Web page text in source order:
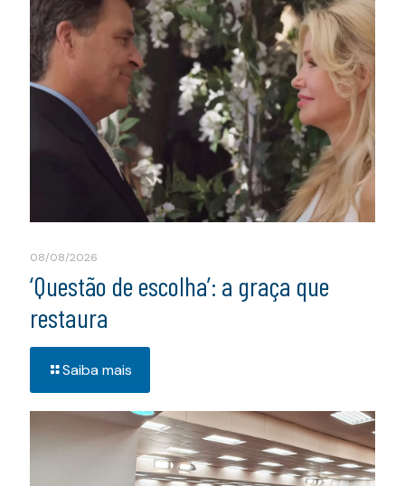
08/08/2026
‘Questão de escolha’: a graça que
restaura
Saiba mais